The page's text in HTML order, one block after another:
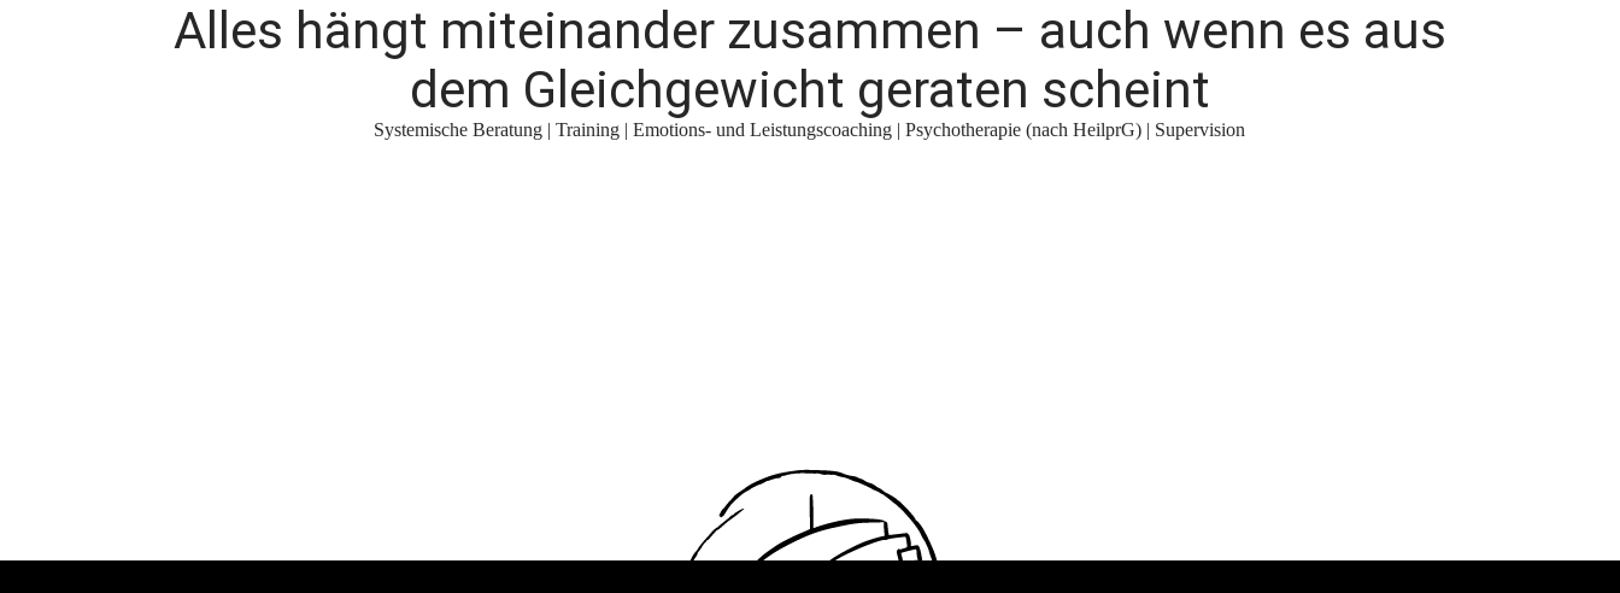
Alles hängt miteinander zusammen – auch wenn es aus
dem Gleichgewicht geraten scheint
Systemische Beratung | Training | Emotions- und Leistungscoaching | Psychotherapie (nach HeilprG) | Supervision